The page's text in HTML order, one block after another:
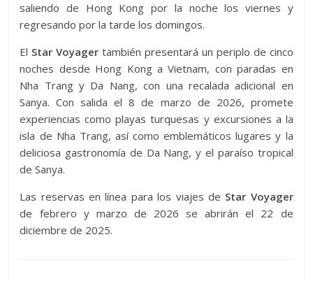
saliendo de Hong Kong por la noche los viernes y
regresando por la tarde los domingos.
El Star Voyager también presentará un periplo de cinco
noches desde Hong Kong a Vietnam, con paradas en
Nha Trang y Da Nang, con una recalada adicional en
Sanya. Con salida el 8 de marzo de 2026, promete
experiencias como playas turquesas y excursiones a la
isla de Nha Trang, así como emblemáticos lugares y la
deliciosa gastronomía de Da Nang, y el paraíso tropical
de Sanya.
Las reservas en línea para los viajes de Star Voyager
de febrero y marzo de 2026 se abrirán el 22 de
diciembre de 2025.